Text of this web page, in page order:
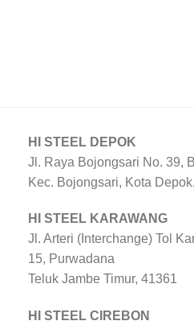
HI STEEL DEPOK
Jl. Raya Bojongsari No. 39,
Kec. Bojongsari, Kota
HI STEEL KARAWANG
Jl. Arteri (Interchange) Tol
15, Purwadana
Teluk Jambe Timur, 41361
HI STEEL CIREBON